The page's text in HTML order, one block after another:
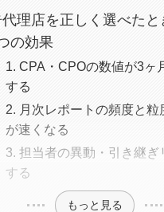
理店を正しく選べた
の効果
1. CPA・CPOの数値が3ヶ
する
2. 月次レポートの頻度と粒
が速くなる
3. 担当者の異動・引き継ぎ
する
もっと見る